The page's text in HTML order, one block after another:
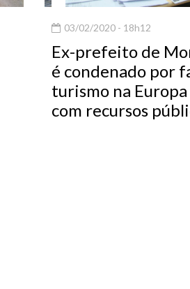
03/02/2020 - 18h12
Ex-prefeito de
é condenado por
turismo na Europa
com recursos